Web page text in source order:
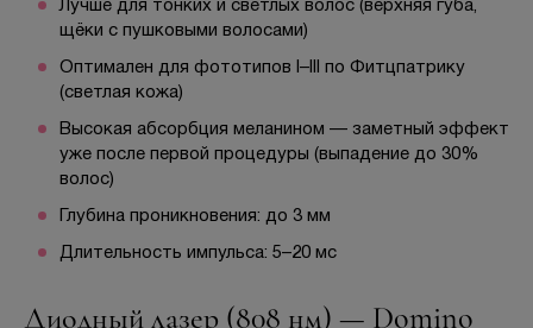
Лучше для тонких и светлых волос (верхняя губа,
щёки с пушковыми волосами)
Оптимален для фототипов I–III по Фитцпатрику
(светлая кожа)
Высокая абсорбция меланином — заметный эффект
уже после первой процедуры (выпадение до 30%
волос)
Глубина проникновения: до 3 мм
Длительность импульса: 5–20 мс
Диодный лазер (808 нм) — Domino